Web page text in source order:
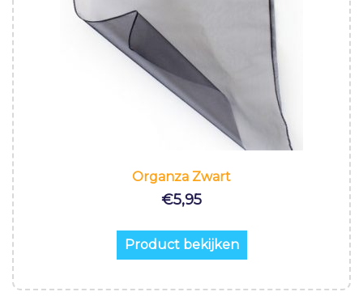
Organza Zwart
€5,95
Product bekijken